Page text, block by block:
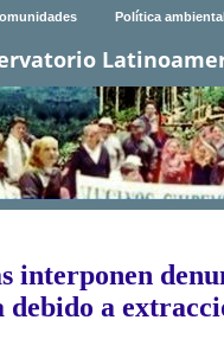
Política
interponen
debido a